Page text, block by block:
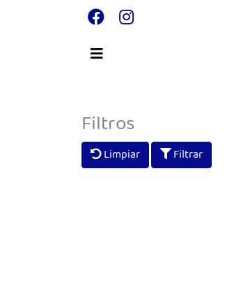
Filtros
Limpiar Filtrar